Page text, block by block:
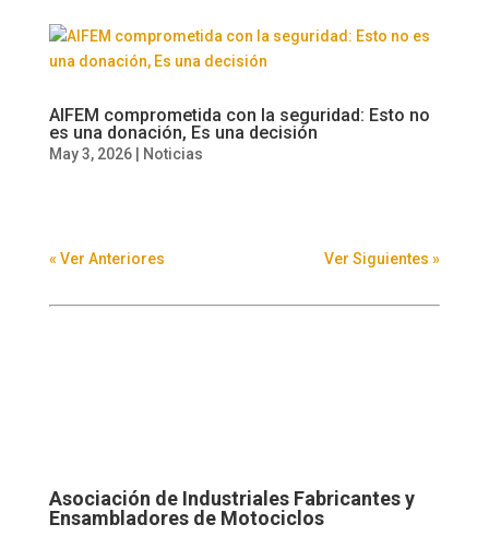
AIFEM comprometida con la seguridad: Esto no
es una donación, Es una decisión
May 3, 2026| Noticias
« Ver Anteriores Ver Siguientes »
Asociación de Industriales Fabricantes y
Ensambladores de Motociclos